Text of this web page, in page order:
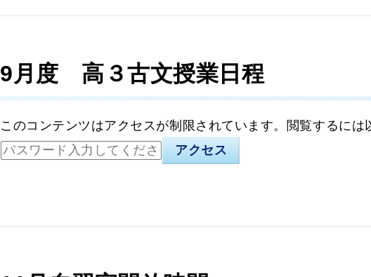
9月度 高３古文授業日程
このコンテンツはアクセスが制限されています。閲覧するには